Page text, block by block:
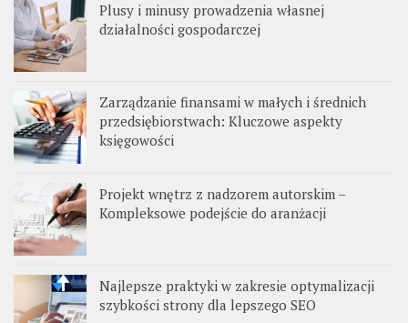
Plusy i minusy prowadzenia własnej
działalności gospodarczej
Zarządzanie finansami w małych i średnich
przedsiębiorstwach: Kluczowe aspekty
księgowości
Projekt wnętrz z nadzorem autorskim –
Kompleksowe podejście do aranżacji
Najlepsze praktyki w zakresie optymalizacji
szybkości strony dla lepszego SEO